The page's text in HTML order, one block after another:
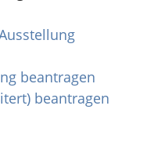
beantragen
beantragen